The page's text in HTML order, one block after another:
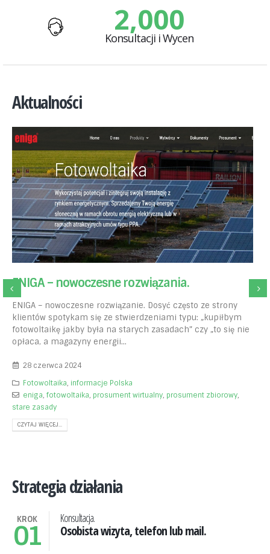
2,000+
Konsultacji i Wycen
Aktualności
ENIGA – nowoczesne rozwiązania.
ENIGA – nowoczesne rozwiązanie. Dosyć często ze strony
klientów spotykam się ze stwierdzeniami typu: „kupiłbym
fotowoltaikę jakby była na starych zasadach” czy „to się nie
opłaca, a magazyny energii...
28 czerwca 2024
Fotowoltaika, informacje Polska
eniga, fotowoltaika, prosument wirtualny, prosument zbiorowy,
stare zasady
CZYTAJ WIĘCEJ...
Strategia działania
KROK
01
Konsultacja.
Osobista wizyta, telefon lub mail.